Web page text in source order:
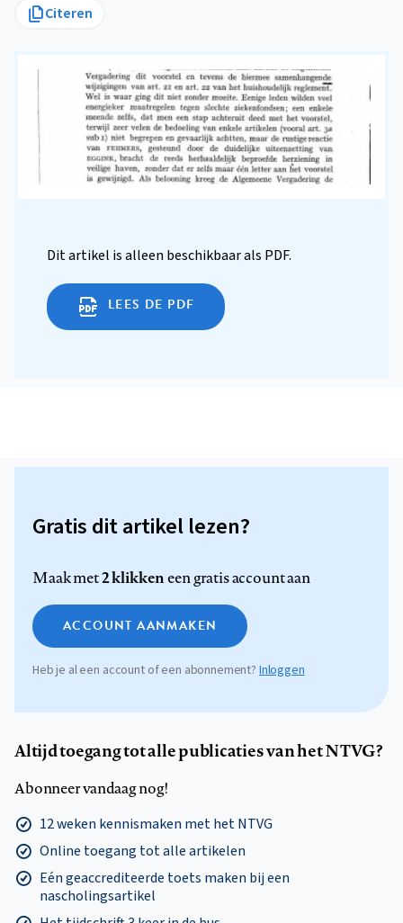
Citeren
Dit artikel is alleen beschikbaar als PDF.
LEES DE PDF
Gratis dit artikel lezen?
Maak met2 klikkeneen gratis account aan
ACCOUNT AANMAKEN
Heb je al een account of een abonnement? Inloggen
Altijd toegang tot alle publicaties van het NTVG?
Abonneer vandaag nog!
12 weken kennismaken met het NTVG
Online toegang tot alle artikelen
Eén geaccrediteerde toets maken bij een
nascholingsartikel